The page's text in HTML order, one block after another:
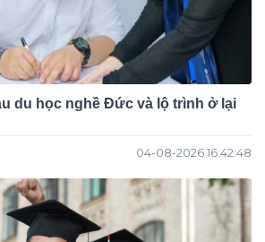
du học nghề Đức và lộ trình ở lại
04-08-2026 16:42:48